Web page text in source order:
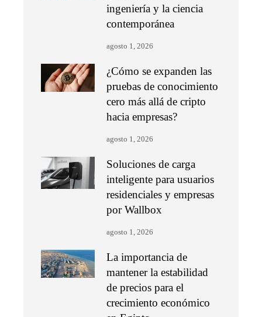
ingeniería y la ciencia
contemporánea
agosto 1, 2026
¿Cómo se expanden las
pruebas de conocimiento
cero más allá de cripto
hacia empresas?
agosto 1, 2026
Soluciones de carga
inteligente para usuarios
residenciales y empresas
por Wallbox
agosto 1, 2026
La importancia de
mantener la estabilidad
de precios para el
crecimiento económico